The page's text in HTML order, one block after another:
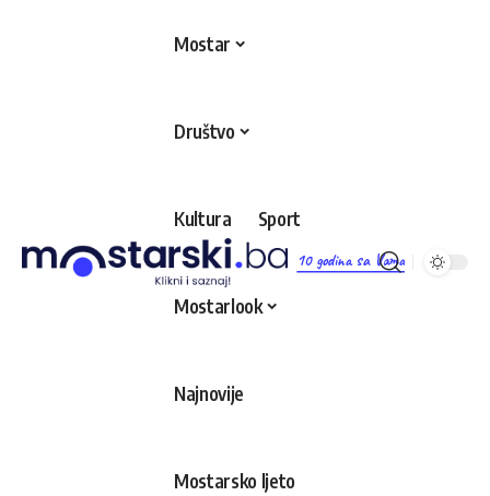
10 godina sa Vama
Mostar
Društvo
Kultura Sport
Mostarlook
Najnovije
Mostarsko ljeto